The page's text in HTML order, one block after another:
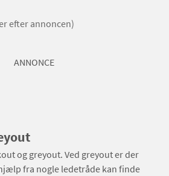
efter annoncen)
ANNONCE
og greyout. Ved greyout er der
fra nogle ledetråde kan finde